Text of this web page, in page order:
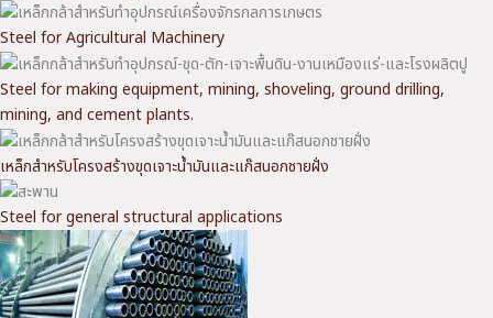
Steel for Agricultural Machinery
Steel for making equipment, mining, shoveling, ground drilling,
mining, and cement plants.
เหล็กสำหรับโครงสร้างขุดเจาะน้ำมันและแก๊สนอกชายฝั่ง
Steel for general structural applications